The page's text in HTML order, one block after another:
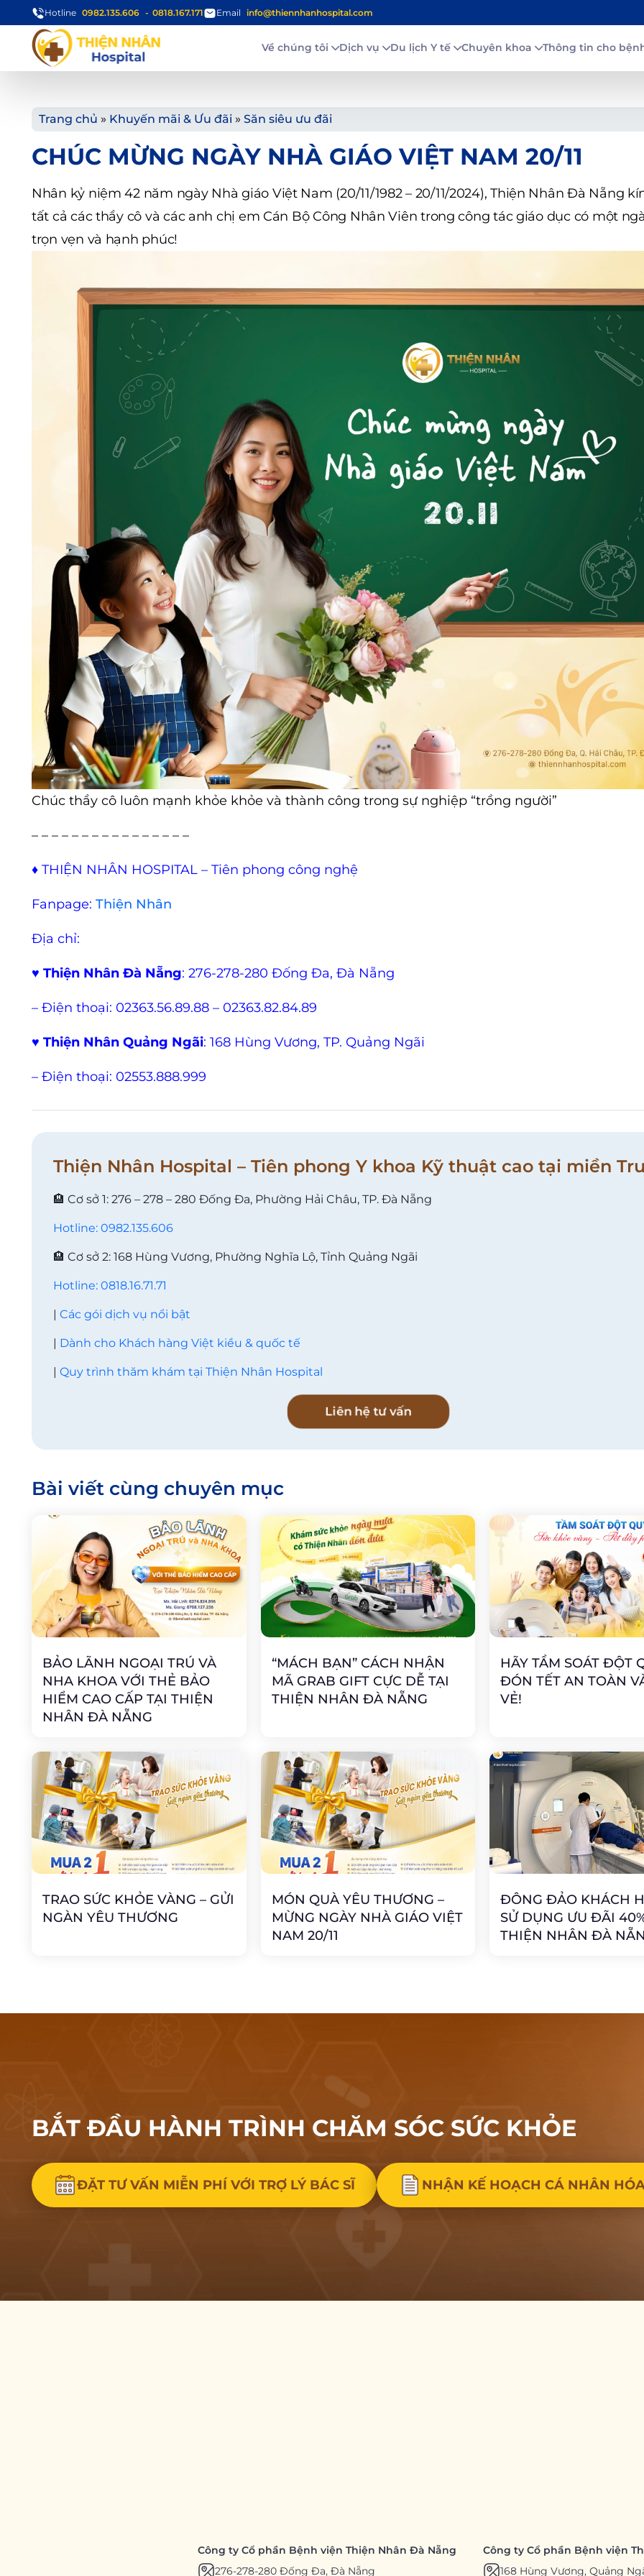
Hotline 0982.135.606 0818.167.171 Email info@thiennhanhospital.com
Về chúng tôi Dịch vụ Du lịch Y tế Chuyên khoa Thông tin cho
Trang chủ » Khuyến mãi & Ưu đãi » Săn siêu ưu đãi
CHÚC MỪNG NGÀY NHÀ GIÁO VIỆT NAM 20/11
Nhân kỷ niệm 42 năm ngày Nhà giáo Việt Nam (20/11/1982 – 20/11/2024), Thiện Nhân Đà Nẵng
tất cả các thầy cô và các anh chị em Cán Bộ Công Nhân Viên trong công tác giáo dục có một
trọn vẹn và hạnh phúc!
Chúc thầy cô luôn mạnh khỏe khỏe và thành công trong sự nghiệp “trồng người”
– – – – – – – – – – – – – – – –
♦ THIỆN NHÂN HOSPITAL – Tiên phong công nghệ
Fanpage: Thiện Nhân
Địa chỉ:
♥ Thiện Nhân Đà Nẵng: 276-278-280 Đống Đa, Đà Nẵng
– Điện thoại: 02363.56.89.88 – 02363.82.84.89
♥ Thiện Nhân Quảng Ngãi: 168 Hùng Vương, TP. Quảng Ngãi
– Điện thoại: 02553.888.999
Thiện Nhân Hospital – Tiên phong Y khoa Kỹ thuật cao tại miền
🏨 Cơ sở 1: 276 – 278 – 280 Đống Đa, Phường Hải Châu, TP. Đà Nẵng
Hotline: 0982.135.606
🏨 Cơ sở 2: 168 Hùng Vương, Phường Nghĩa Lộ, Tỉnh Quảng Ngãi
Hotline: 0818.16.71.71
| Các gói dịch vụ nổi bật
| Dành cho Khách hàng Việt kiều & quốc tế
| Quy trình thăm khám tại Thiện Nhân Hospital
Liên hệ tư vấn
Bài viết cùng chuyên mục
BẢO LÃNH NGOẠI TRÚ VÀ
NHA KHOA VỚI THẺ BẢO
HIỂM CAO CẤP TẠI THIỆN
NHÂN ĐÀ NẴNG
“MÁCH BẠN” CÁCH NHẬN
MÃ GRAB GIFT CỰC DỄ TẠI
THIỆN NHÂN ĐÀ NẴNG
HÃY TẦM SOÁT ĐỘT
ĐÓN TẾT AN TOÀN
VẺ!
TRAO SỨC KHỎE VÀNG – GỬI
NGÀN YÊU THƯƠNG
MÓN QUÀ YÊU THƯƠNG –
MỪNG NGÀY NHÀ GIÁO VIỆT
NAM 20/11
ĐÔNG ĐẢO KHÁCH
SỬ DỤNG ƯU ĐÃI
THIỆN NHÂN ĐÀ
BẮT ĐẦU HÀNH TRÌNH CHĂM SÓC SỨC KHỎE
ĐẶT TƯ VẤN MIỄN PHÍ VỚI TRỢ LÝ BÁC SĨ NHẬN KẾ HOẠCH CÁ NHÂN
Công ty Cổ phần Bệnh viện Thiện Nhân Đà Nẵng
276-278-280 Đống Đa, Đà Nẵng
Công ty Cổ phần Bệnh viện
168 Hùng Vương, Quảng